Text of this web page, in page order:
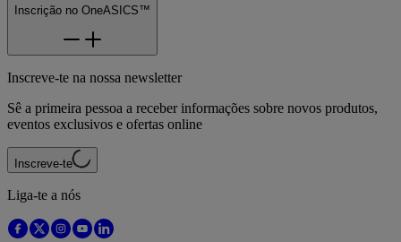
Inscrição no OneASICS™
Inscreve-te na nossa newsletter
Sê a primeira pessoa a receber informações sobre novos produtos,
eventos exclusivos e ofertas online
Inscreve-te
Liga-te a nós